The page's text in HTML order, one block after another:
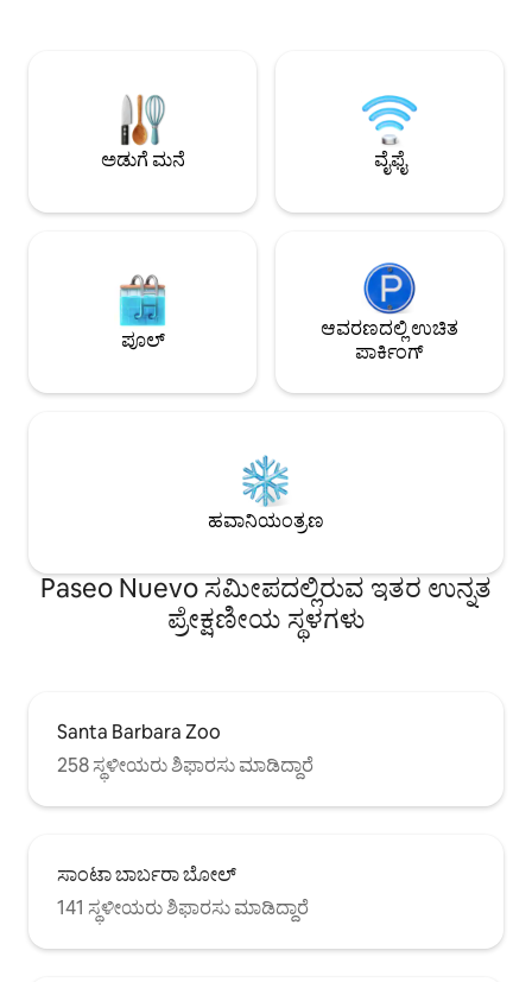
ನೀಡುತ್ತೇನೆ. ಆದ್ದರಿಂದ, ಪಿಯರ್‌ನಲ್ಲಿ ನಡೆಯಿರಿ,
ಕಡಲತೀರದಲ್ಲಿ ವಿಸ್ತರಿಸಿ, ಡಾಲ್ಫಿನ್ ಪಾಡ್‌ಗಳ ನಡುವೆ
ಸರ್ಫ್ ಮಾಡಿ ಮತ್ತು ಕೆಲವು ಸ್ಥಳೀಯ ವೈನ್‌ಗಳನ್ನು
ಸ್ಯಾಂಪಲ್ ಮಾಡಿ.
ಸೂಕ್ತವಾಗಿದೆ! ಹೆಚ್ಚು
ಹಂಚಿಕೊಳ್ಳಲು, ಫೈರ್
ಸೋಫಾಗಳ ಸುತ್ತಲೂ
ಬಿಚ್ಚಲು ಸೂಕ್ತವಾಗಿದೆ.
ಅಡುಗೆ ಮನೆ ವೈಫೈ
ಪೂಲ್
ಆವರಣದಲ್ಲಿ ಉಚಿತ
ಪಾರ್ಕಿಂಗ್
ಹವಾನಿಯಂತ್ರಣ
Paseo Nuevo ಸಮೀಪದಲ್ಲಿರುವ ಇತರ ಉನ್ನತ
ಪ್ರೇಕ್ಷಣೀಯ ಸ್ಥಳಗಳು
Santa Barbara Zoo
258 ಸ್ಥಳೀಯರು ಶಿಫಾರಸು ಮಾಡಿದ್ದಾರೆ
ಸಾಂಟಾ ಬಾರ್ಬರಾ ಬೋಲ್
141 ಸ್ಥಳೀಯರು ಶಿಫಾರಸು ಮಾಡಿದ್ದಾರೆ